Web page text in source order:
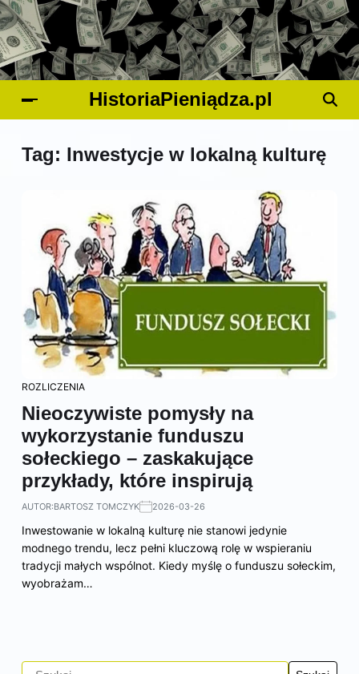
HistoriaPieniądza.pl
Tag: Inwestycje w lokalną kulturę
ROZLICZENIA
Nieoczywiste pomysły na
wykorzystanie funduszu
sołeckiego – zaskakujące
przykłady, które inspirują
AUTOR:BARTOSZ TOMCZYK 2026-03-26
Inwestowanie w lokalną kulturę nie stanowi jedynie
modnego trendu, lecz pełni kluczową rolę w wspieraniu
tradycji małych wspólnot. Kiedy myślę o funduszu sołeckim,
wyobrażam…